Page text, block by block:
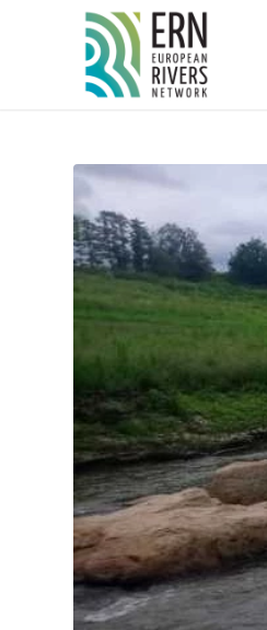
Panneau de gestion des cookies